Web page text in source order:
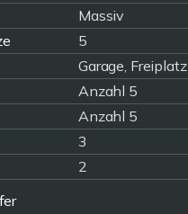
Massiv
5
Garage, Freiplatz
Anzahl 5
Anzahl 5
3
2